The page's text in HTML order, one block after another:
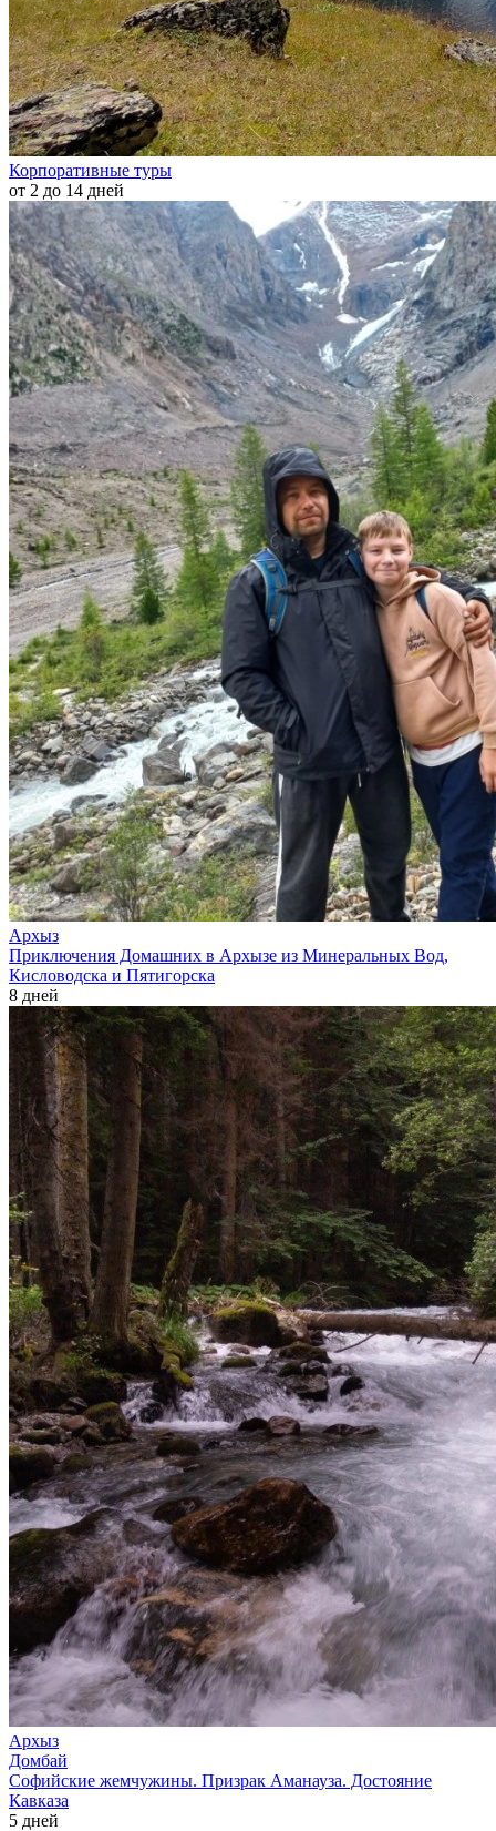
Корпоративные туры
от 2 до 14 дней
Архыз
Приключения Домашних в Архызе из Минеральных Вод,
Кисловодска и Пятигорска
8 дней
Архыз
Домбай
Софийские жемчужины. Призрак Аманауза. Достояние
Кавказа
5 дней